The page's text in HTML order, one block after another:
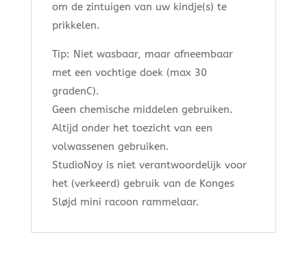
om de zintuigen van uw kindje(s) te
prikkelen.
Tip: Niet wasbaar, maar afneembaar
met een vochtige doek (max 30
gradenC).
Geen chemische middelen gebruiken.
Altijd onder het toezicht van een
volwassenen gebruiken.
StudioNoy is niet verantwoordelijk voor
het (verkeerd) gebruik van de Konges
Sløjd mini racoon rammelaar.